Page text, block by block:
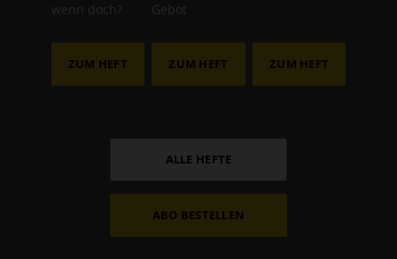
wenn doch?
ZUM HEFT
Gebot
ZUM HEFT ZUM HEFT
ALLE HEFTE
ABO BESTELLEN